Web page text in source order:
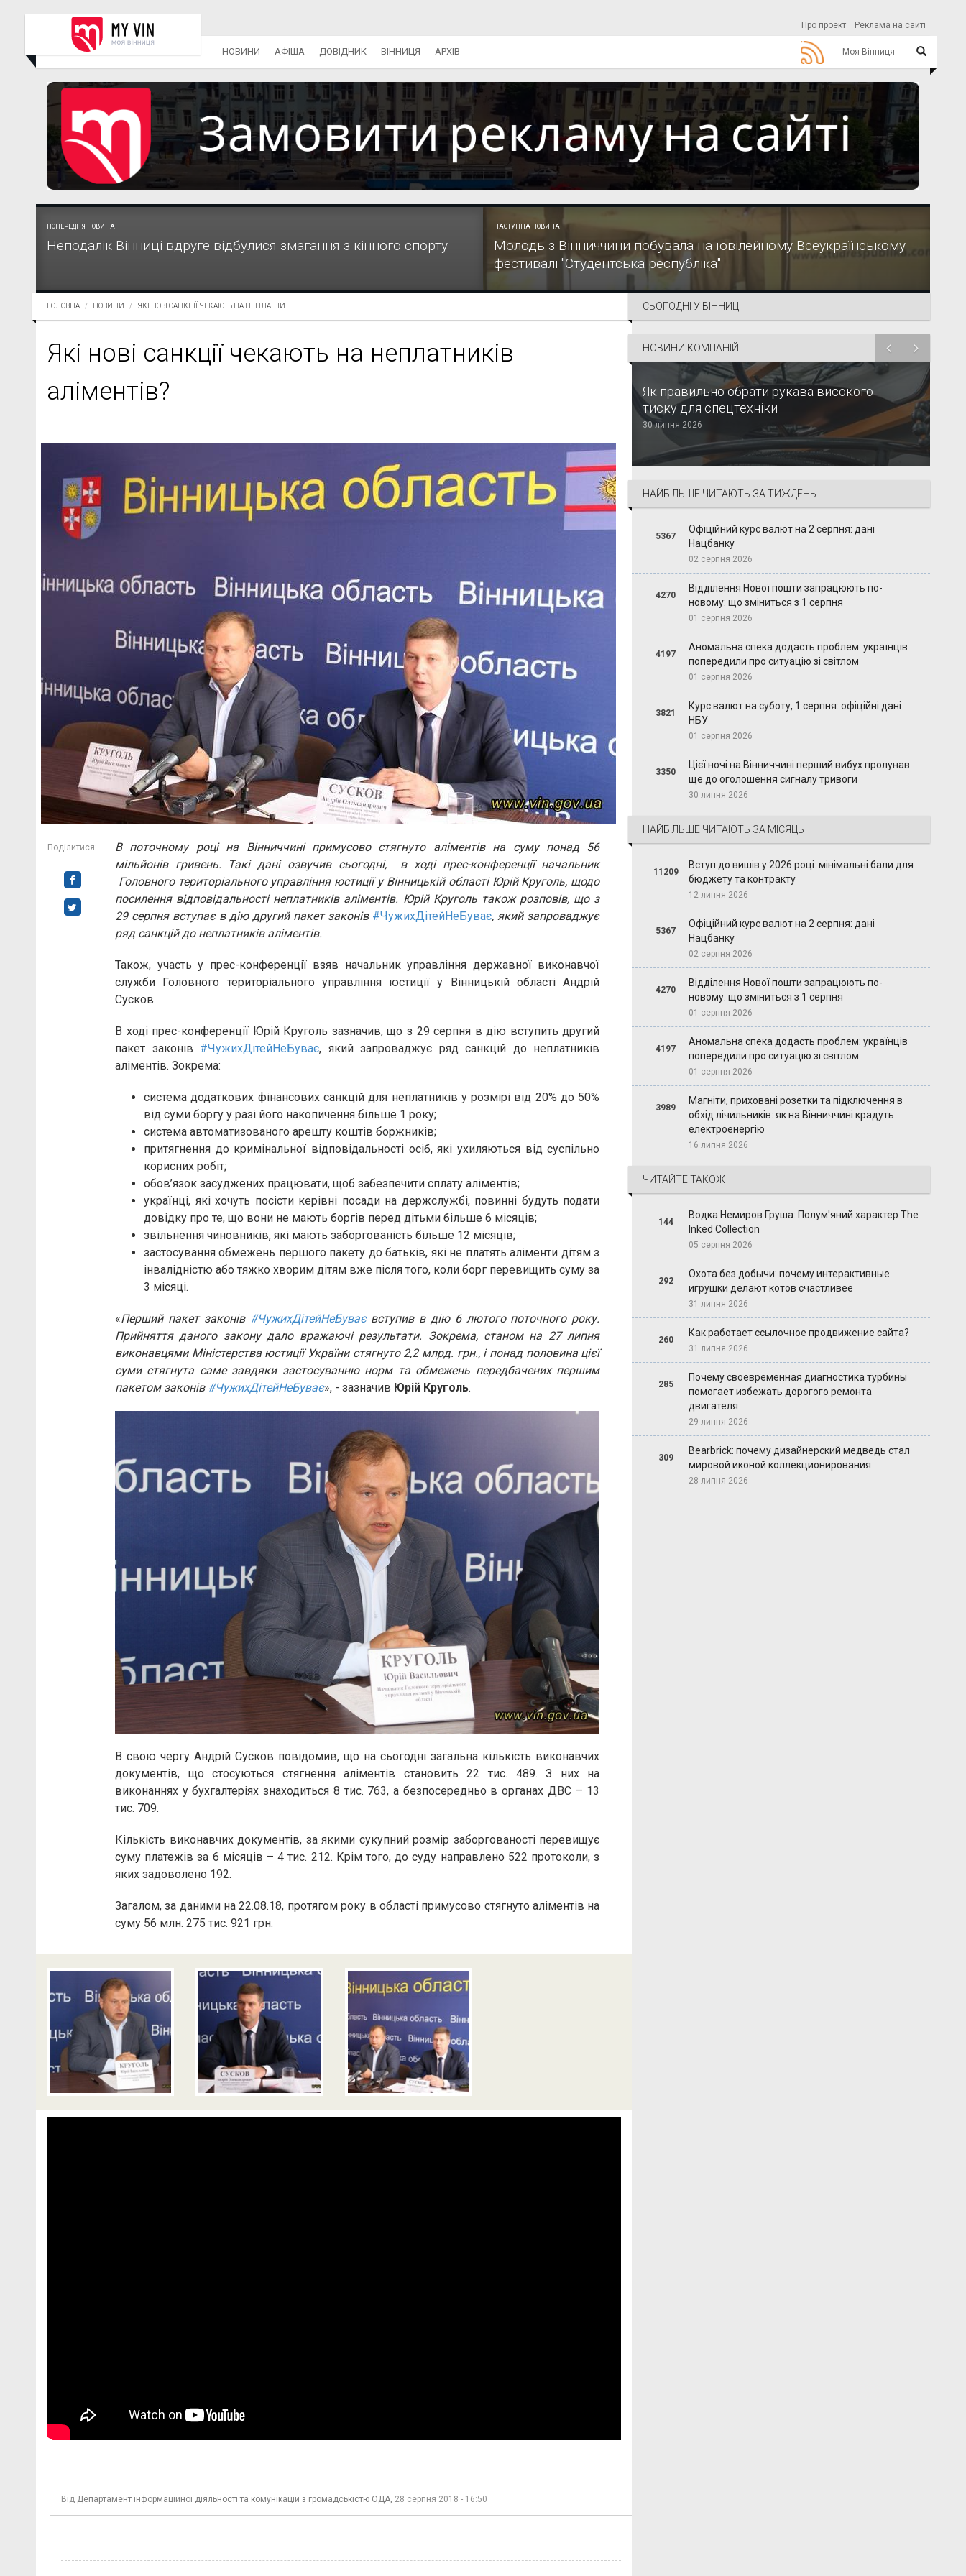
Про проект Реклама на сайті
Моя Вінниця
НОВИНИ АФІША ДОВІДНИК ВІННИЦЯ АРХІВ
ПОПЕРЕДНЯ НОВИНА
Неподалік Вінниці вдруге відбулися змагання з кінного спорту
НАСТУПНА НОВИНА
Молодь з Вінниччини побувала на ювілейному Всеукраїнському
фестивалі "Студентська республіка"
ГОЛОВНА НОВИНИ ЯКІ НОВІ САНКЦІЇ ЧЕКАЮТЬ НА НЕПЛАТНИ...
Які нові санкції чекають на неплатників
аліментів?
Поділитися:
В поточному році на Вінниччині примусово стягнуто аліментів на суму понад 56
мільйонів гривень.
Такі дані озвучив сьогодні, в ході прес-конференції начальник
Головного територіального управління юстиції у Вінницькій області Юрій Круголь, щодо
посилення відповідальності неплатників аліментів. Юрій Круголь також розповів, що з
29 серпня вступає в дію другий пакет законів #ЧужихДітейНеБуває, який запроваджує
ряд санкцій до неплатників аліментів.
Також, участь у прес-конференції взяв начальник управління державної виконавчої
служби Головного територіального управління юстиції у Вінницькій області Андрій
Сусков.
В ході прес-конференції Юрій Круголь зазначив, що з 29 серпня в дію вступить другий
пакет законів #ЧужихДітейНеБуває, який запроваджує ряд санкцій до неплатників
аліментів. Зокрема:
система додаткових фінансових санкцій для неплатників у розмірі від 20% до 50%
від суми боргу у разі його накопичення більше 1 року;
система автоматизованого арешту коштів боржників;
притягнення до кримінальної відповідальності осіб, які ухиляються від суспільно
корисних робіт;
обов’язок засуджених працювати, щоб забезпечити сплату аліментів;
українці, які хочуть посісти керівні посади на держслужбі, повинні будуть подати
довідку про те, що вони не мають боргів перед дітьми більше 6 місяців;
звільнення чиновників, які мають заборгованість більше 12 місяців;
застосування обмежень першого пакету до батьків, які не платять аліменти дітям з
інвалідністю або тяжко хворим дітям вже після того, коли борг перевищить суму за
3 місяці.
«Перший пакет законів #ЧужихДітейНеБуваєвступив в дію 6 лютого поточного року.
Прийняття даного закону дало вражаючі результати. Зокрема, станом на 27 липня
виконавцями Міністерства юстиції України стягнуто 2,2 млрд. грн., і понад половина цієї
суми стягнута саме завдяки застосуванню норм та обмежень передбачених першим
пакетом законів #ЧужихДітейНеБуває», - зазначив Юрій Круголь.
В свою чергу Андрій Сусков повідомив, що на сьогодні загальна кількість виконавчих
документів, що стосуються стягнення аліментів становить 22 тис. 489. З них на
виконаннях у бухгалтеріях знаходиться 8 тис. 763, а безпосередньо в органах ДВС – 13
тис. 709.
Кількість виконавчих документів, за якими сукупний розмір заборгованості перевищує
суму платежів за 6 місяців – 4 тис. 212. Крім того, до суду направлено 522 протоколи, з
яких задоволено 192.
Загалом, за даними на 22.08.18, протягом року в області примусово стягнуто аліментів на
суму 56 млн. 275 тис. 921 грн.
Від Департамент інформаційної діяльності та комунікацій з громадськістю ОДА, 28 серпня 2018 - 16:50
СЬОГОДНІ У ВІННИЦІ
НОВИНИ КОМПАНІЙ
Як правильно обрати рукава високого
тиску для спецтехніки
30 липня 2026
НАЙБІЛЬШЕ ЧИТАЮТЬ ЗА ТИЖДЕНЬ
5367
Офіційний курс валют на 2 серпня: дані
Нацбанку
02 серпня 2026
4270
Відділення Нової пошти запрацюють по-
новому: що зміниться з 1 серпня
01 серпня 2026
4197
Аномальна спека додасть проблем: українців
попередили про ситуацію зі світлом
01 серпня 2026
3821
Курс валют на суботу, 1 серпня: офіційні дані
НБУ
01 серпня 2026
3350
Цієї ночі на Вінниччині перший вибух пролунав
ще до оголошення сигналу тривоги
30 липня 2026
НАЙБІЛЬШЕ ЧИТАЮТЬ ЗА МІСЯЦЬ
11209
Вступ до вишів у 2026 році: мінімальні бали для
бюджету та контракту
12 липня 2026
5367
Офіційний курс валют на 2 серпня: дані
Нацбанку
02 серпня 2026
4270
Відділення Нової пошти запрацюють по-
новому: що зміниться з 1 серпня
01 серпня 2026
4197
Аномальна спека додасть проблем: українців
попередили про ситуацію зі світлом
01 серпня 2026
3989
Магніти, приховані розетки та підключення в
обхід лічильників: як на Вінниччині крадуть
електроенергію
16 липня 2026
ЧИТАЙТЕ ТАКОЖ
144
Водка Немиров Груша: Полум'яний характер The
Inked Collection
05 серпня 2026
292
Охота без добычи: почему интерактивные
игрушки делают котов счастливее
31 липня 2026
260
Как работает ссылочное продвижение сайта?
31 липня 2026
285
Почему своевременная диагностика турбины
помогает избежать дорогого ремонта
двигателя
29 липня 2026
309
Bearbrick: почему дизайнерский медведь стал
мировой иконой коллекционирования
28 липня 2026